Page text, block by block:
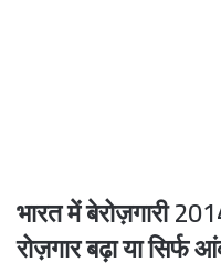
माफी..
भारत में बेरोज़गारी
रोज़गार बढ़ा या